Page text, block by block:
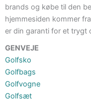
brands og købe til den
hjemmesiden kommer
er din garanti for et trygt
GENVEJE
Golfsko
Golfbags
Golfvogne
Golfsæt